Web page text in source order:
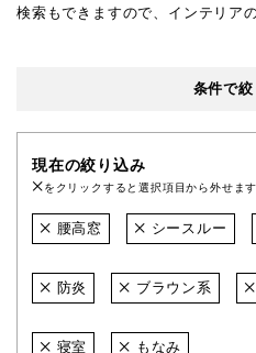
検索もできますので、インテリア
条件で
現在の絞り込み
をクリックすると選択項目から外せます
腰高窓 シースルー
防炎 ブラウン系
寝室 もなみ